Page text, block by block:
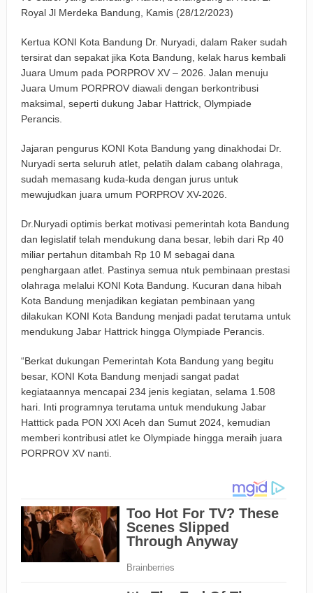
Warga
Funtastic 8 Basketball Cup 2026 Jadi Ajang Silaturahmi
Alumni dan Penggerak Sport Tourism
Farhan: Kritik Mahasiswa Penting untuk Kemajuan Kota
Bandung
BRI Peduli Serahkan Ambulans untuk Wingdik 300/Teknik,
Perkuat Layanan Kesehatan di Subang
Royal Jl Merdeka Bandung, Kamis (28/12/2023)
Kertua KONI Kota Bandung Dr. Nuryadi, dalam Raker sudah
tersirat dan sepakat jika Kota Bandung, kelak harus kembali
Juara Umum pada PORPROV XV – 2026. Jalan menuju
Juara Umum PORPROV diawali dengan berkontribusi
maksimal, seperti dukung Jabar Hattrick, Olympiade
Perancis.
Jajaran pengurus KONI Kota Bandung yang dinakhodai Dr.
Nuryadi serta seluruh atlet, pelatih dalam cabang olahraga,
sudah memasang kuda-kuda dengan jurus untuk
mewujudkan juara umum PORPROV XV-2026.
Dr.Nuryadi optimis berkat motivasi pemerintah kota Bandung
dan legislatif telah mendukung dana besar, lebih dari Rp 40
miliar pertahun ditambah Rp 10 M sebagai dana
penghargaan atlet. Pastinya semua ntuk pembinaan prestasi
olahraga melalui KONI Kota Bandung. Kucuran dana hibah
Kota Bandung menjadikan kegiatan pembinaan yang
dilakukan KONI Kota Bandung menjadi padat terutama untuk
mendukung Jabar Hattrick hingga Olympiade Perancis.
“Berkat dukungan Pemerintah Kota Bandung yang begitu
besar, KONI Kota Bandung menjadi sangat padat
kegiataannya mencapai 234 jenis kegiatan, selama 1.508
hari. Inti programnya terutama untuk mendukung Jabar
Hatttick pada PON XXI Aceh dan Sumut 2024, kemudian
memberi kontribusi atlet ke Olympiade hingga meraih juara
PORPROV XV nanti.